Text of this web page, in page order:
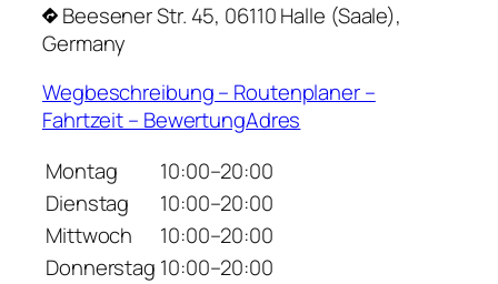
Beesener Str. 45, 06110 Halle (Saale),
Germany
Wegbeschreibung – Routenplaner –
Fahrtzeit – BewertungAdres
Montag
10:00–20:00
Dienstag
10:00–20:00
Mittwoch
10:00–20:00
Donnerstag 10:00–20:00